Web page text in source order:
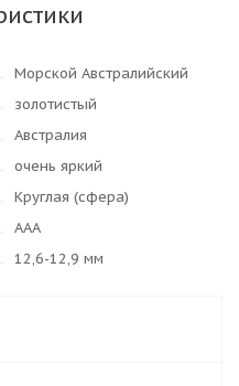
Морской Австралийский
золотистый
Австралия
очень яркий
Круглая (сфера)
AAA
12,6-12,9 мм